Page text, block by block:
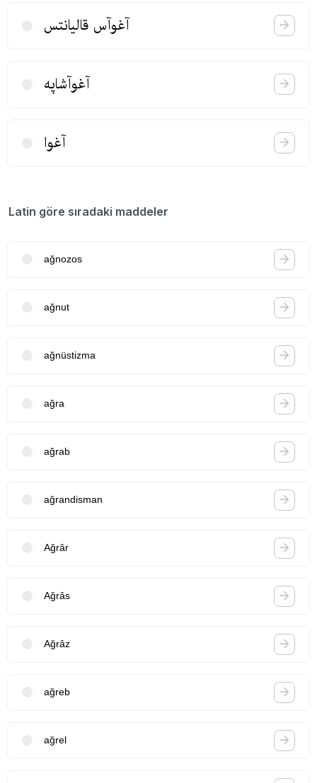
آغوآس قالیانتس
آغوآشاپه
آغوا
Latin göre sıradaki maddeler
ağnozos
ağnut
ağnüstizma
ağra
ağrab
ağrandisman
Ağrâr
Ağrâs
Ağrâz
ağreb
ağrel